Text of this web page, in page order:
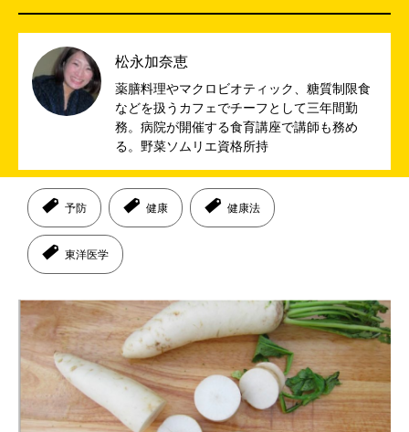
松永加奈恵
薬膳料理やマクロビオティック、糖質制限食
などを扱うカフェでチーフとして三年間勤
務。病院が開催する食育講座で講師も務め
る。野菜ソムリエ資格所持
予防 健康 健康法
東洋医学